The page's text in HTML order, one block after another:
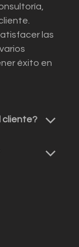
las
éxito en
cliente?